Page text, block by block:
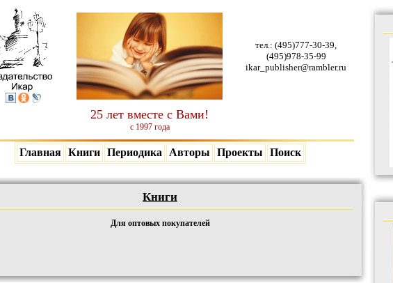
тел.: (495)777-30-39,
(495)978-35-99
ikar_publisher@rambler.ru
25 лет вместе с Вами!
с 1997 года
Главная Книги Периодика Авторы Проекты Поиск
Книги
Для оптовых покупателей